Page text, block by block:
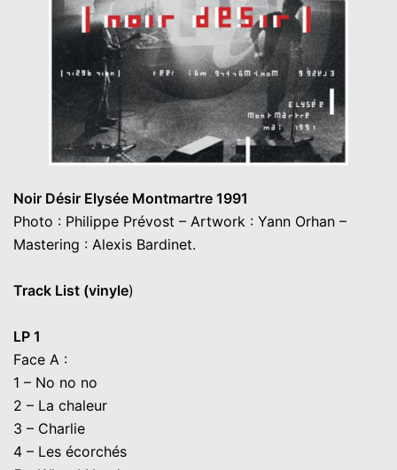
Noir Désir Elysée Montmartre 1991
Photo : Philippe Prévost – Artwork : Yann Orhan –
Mastering : Alexis Bardinet.
Track List (vinyle)
LP 1
Face A :
1 – No no no
2 – La chaleur
3 – Charlie
4 – Les écorchés